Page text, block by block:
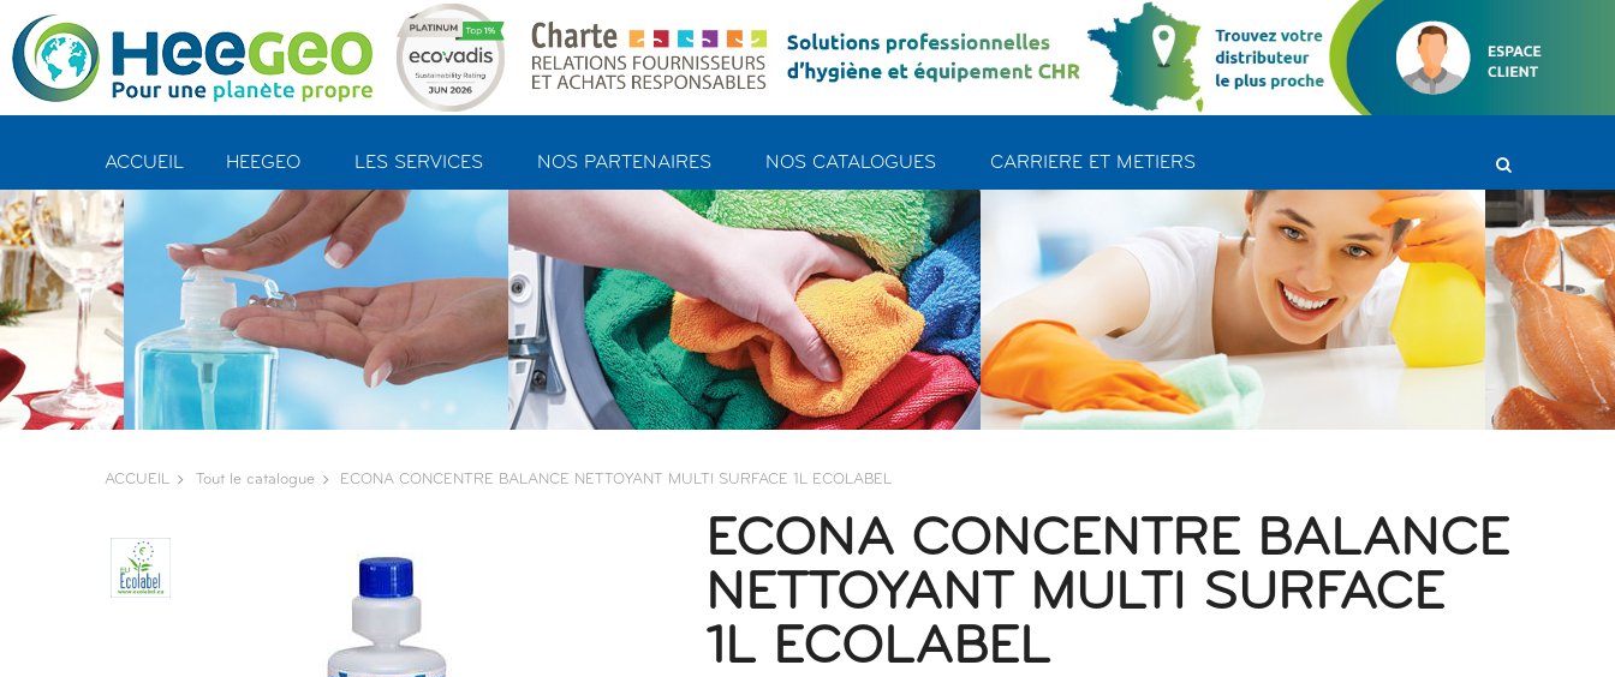
ACCUEIL HEEGEO LES SERVICES NOS PARTENAIRES NOS CATALOGUES CARRIERE ET METIERS
ACCUEIL Tout le catalogue ECONA CONCENTRE BALANCE NETTOYANT MULTI SURFACE 1L ECOLABEL
ECONA CONCENTRE BALANCE
NETTOYANT MULTI SURFACE
1L ECOLABEL
Panneau de gestion des cookies